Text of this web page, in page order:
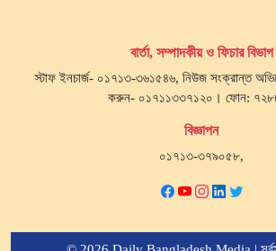
বার্তা, সম্পাদকীয় ও ফিচার বিভাগ
স্টাফ ইনচার্জ- ০১৭১৩-৩৬১৫৪৬, নিউজ সংক্রান্ত
করুন- ০১৭১১৩৩৭১২০। ফোন:
বিজ্ঞাপন
০১৭১৩-৩৭৯০৫৮,